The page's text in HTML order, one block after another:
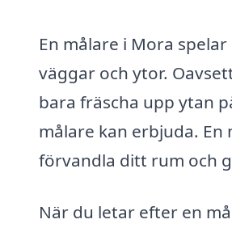
En målare i Mora
väggar och ytor.
bara fräscha upp ytan
målare kan erbjuda.
förvandla ditt rum och
När du letar efter en